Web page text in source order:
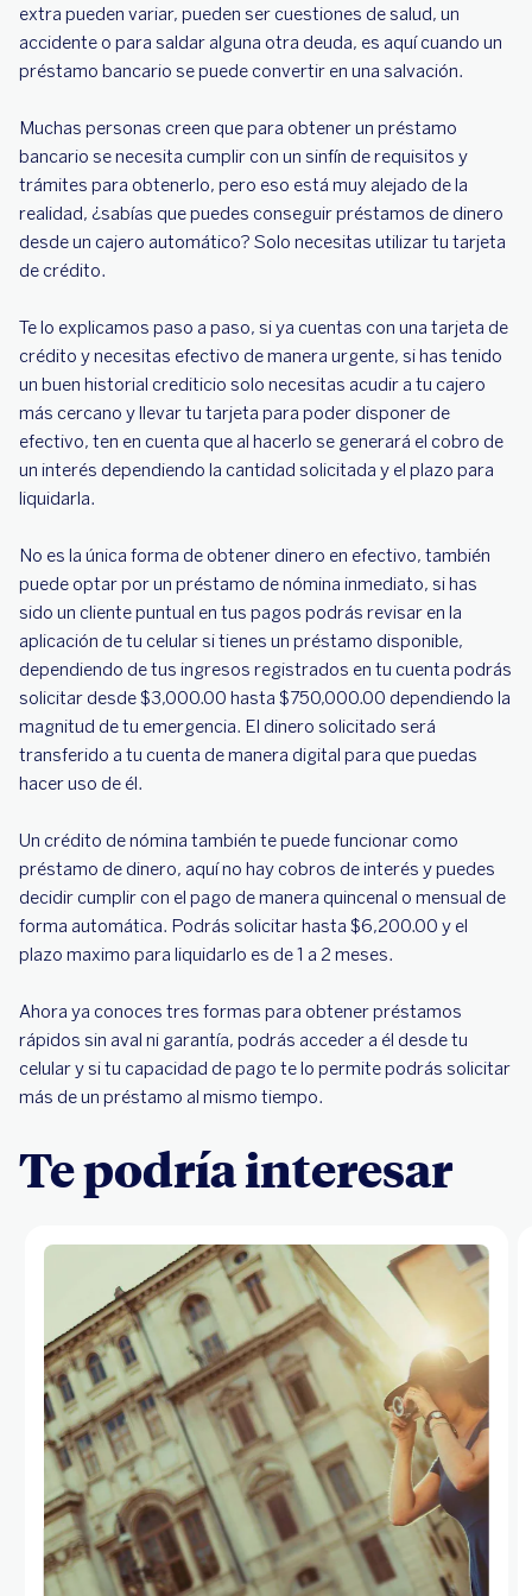
extra pueden variar, pueden ser cuestiones de salud, un
accidente o para saldar alguna otra deuda, es aquí cuando un
préstamo bancario se puede convertir en una salvación.
Muchas personas creen que para obtener un préstamo
bancario se necesita cumplir con un sinfín de requisitos y
trámites para obtenerlo, pero eso está muy alejado de la
realidad, ¿sabías que puedes conseguir préstamos de dinero
desde un cajero automático? Solo necesitas utilizar tu tarjeta
de crédito.
Te lo explicamos paso a paso, si ya cuentas con una tarjeta de
crédito y necesitas efectivo de manera urgente, si has tenido
un buen historial crediticio solo necesitas acudir a tu cajero
más cercano y llevar tu tarjeta para poder disponer de
efectivo, ten en cuenta que al hacerlo se generará el cobro de
un interés dependiendo la cantidad solicitada y el plazo para
liquidarla.
No es la única forma de obtener dinero en efectivo, también
puede optar por un préstamo de nómina inmediato, si has
sido un cliente puntual en tus pagos podrás revisar en la
aplicación de tu celular si tienes un préstamo disponible,
dependiendo de tus ingresos registrados en tu cuenta podrás
solicitar desde $3,000.00 hasta $750,000.00 dependiendo la
magnitud de tu emergencia. El dinero solicitado será
transferido a tu cuenta de manera digital para que puedas
hacer uso de él.
Un crédito de nómina también te puede funcionar como
préstamo de dinero, aquí no hay cobros de interés y puedes
decidir cumplir con el pago de manera quincenal o mensual de
forma automática. Podrás solicitar hasta $6,200.00 y el
plazo maximo para liquidarlo es de 1 a 2 meses.
Ahora ya conoces tres formas para obtener préstamos
rápidos sin aval ni garantía, podrás acceder a él desde tu
celular y si tu capacidad de pago te lo permite podrás solicitar
más de un préstamo al mismo tiempo.
Te podría interesar